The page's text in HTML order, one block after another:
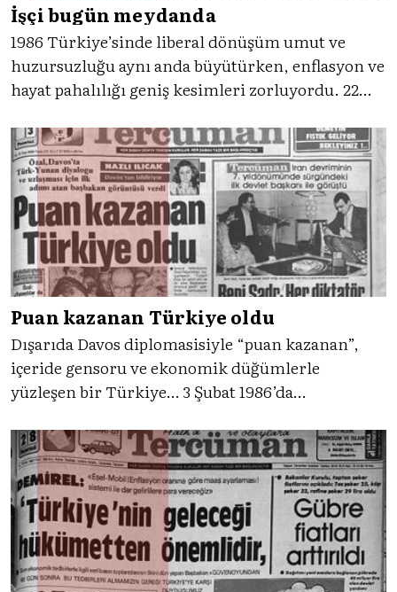
İşçi bugün meydanda
1986 Türkiye’sinde liberal dönüşüm umut ve
huzursuzluğu aynı anda büyütürken, enflasyon ve
hayat pahalılığı geniş kesimleri zorluyordu. 22
Barış-Özgürlük” talebiyle meydandaydı. Gelin,
Tercüman’ın tanıklığıyla o güne dönelim.
Puan kazanan Türkiye oldu
Dışarıda Davos diplomasisiyle “puan kazanan”,
içeride gensoru ve ekonomik düğümlerle
yüzleşen bir Türkiye… 3 Şubat 1986’da
arayışlarını, Meclis’te yükselen gerilimi ve enerji
merkezli ekonomik kaygıları aynı güne
sığdırıyordu.